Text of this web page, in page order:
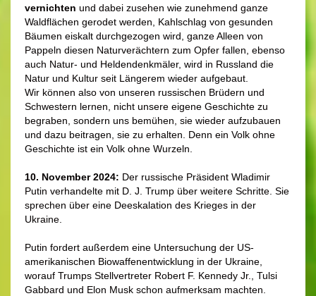
vernichten und dabei zusehen wie zunehmend ganze
Waldflächen gerodet werden, Kahlschlag von gesunden
Bäumen eiskalt durchgezogen wird, ganze Alleen von
Pappeln diesen Naturverächtern zum Opfer fallen, ebenso
auch Natur- und Heldendenkmäler, wird in Russland die
Natur und Kultur seit Längerem wieder aufgebaut.
Wir können also von unseren russischen Brüdern und
Schwestern lernen, nicht unsere eigene Geschichte zu
begraben, sondern uns bemühen, sie wieder aufzubauen
und dazu beitragen, sie zu erhalten. Denn ein Volk ohne
Geschichte ist ein Volk ohne Wurzeln.
10. November 2024: Der russische Präsident Wladimir
Putin verhandelte mit D. J. Trump über weitere Schritte. Sie
sprechen über eine Deeskalation des Krieges in der
Ukraine.
Putin fordert außerdem eine Untersuchung der US-
amerikanischen Biowaffenentwicklung in der Ukraine,
worauf Trumps Stellvertreter Robert F. Kennedy Jr., Tulsi
Gabbard und Elon Musk schon aufmerksam machten.